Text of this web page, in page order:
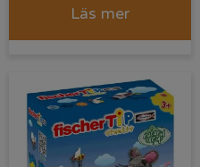
Läs mer